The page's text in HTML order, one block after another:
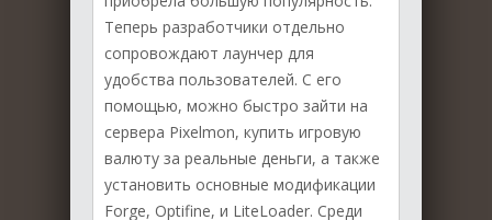
Теперь разработчики отдельно
сопровождают лаунчер для
удобства пользователей. С его
помощью, можно быстро зайти на
сервера Pixelmon, купить игровую
валюту за реальные деньги, а также
установить основные модификации
Forge, Optifine, и LiteLoader. Среди